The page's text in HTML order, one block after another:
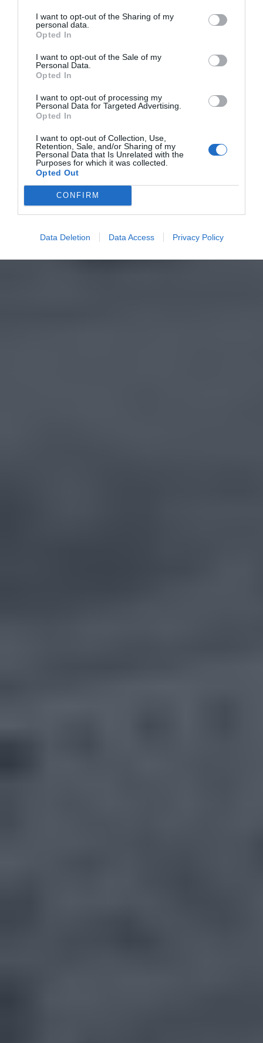
I want to opt-out of the Sharing of my
personal data.
Opted In
I want to opt-out of the Sale of my
Personal Data.
Opted In
I want to opt-out of processing my
Personal Data for Targeted Advertising.
Opted In
I want to opt-out of Collection, Use,
Retention, Sale, and/or Sharing of my
Personal Data that Is Unrelated with the
Purposes for which it was collected.
Opted Out
CONFIRM
Data Deletion Data Access Privacy Policy